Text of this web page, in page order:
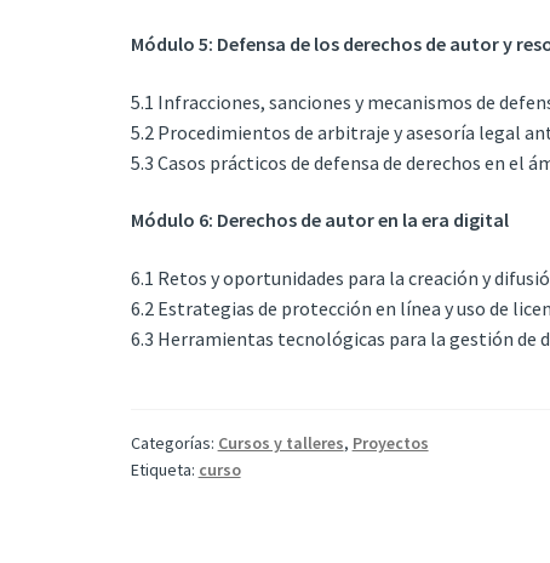
Módulo 5: Defensa de los derechos de autor y
5.1 Infracciones, sanciones y mecanismos de
5.2 Procedimientos de arbitraje y asesoría legal
5.3 Casos prácticos de defensa de derechos en el
Módulo 6: Derechos de autor en la era digital
6.1 Retos y oportunidades para la creación y
6.2 Estrategias de protección en línea y uso de
6.3 Herramientas tecnológicas para la gestión de
Categorías: Cursos y talleres, Proyectos
Etiqueta: curso